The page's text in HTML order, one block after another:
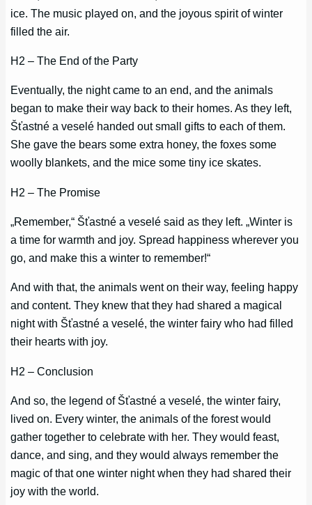
ice. The music played on, and the joyous spirit of winter
filled the air.
H2 – The End of the Party
Eventually, the night came to an end, and the animals
began to make their way back to their homes. As they left,
Šťastné a veselé handed out small gifts to each of them.
She gave the bears some extra honey, the foxes some
woolly blankets, and the mice some tiny ice skates.
H2 – The Promise
„Remember,“ Šťastné a veselé said as they left. „Winter is
a time for warmth and joy. Spread happiness wherever you
go, and make this a winter to remember!“
And with that, the animals went on their way, feeling happy
and content. They knew that they had shared a magical
night with Šťastné a veselé, the winter fairy who had filled
their hearts with joy.
H2 – Conclusion
And so, the legend of Šťastné a veselé, the winter fairy,
lived on. Every winter, the animals of the forest would
gather together to celebrate with her. They would feast,
dance, and sing, and they would always remember the
magic of that one winter night when they had shared their
joy with the world.